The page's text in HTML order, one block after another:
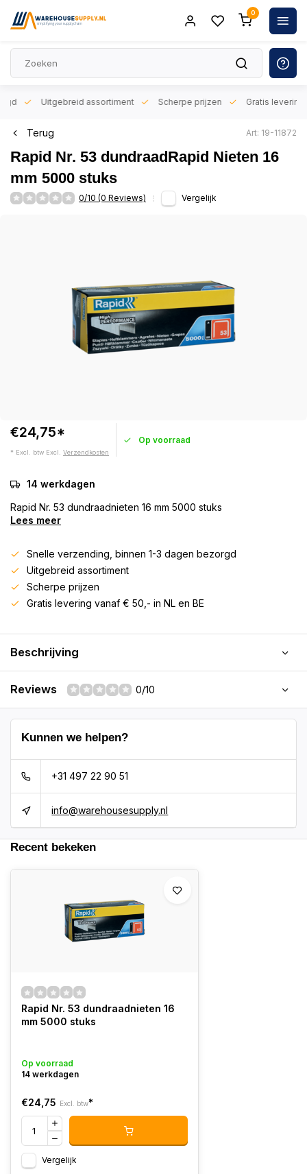
0
Uitgebreid assortiment Scherpe prijzen Gratis levering
Terug Art: 19-11872
Rapid Nr. 53 dundraadRapid Nieten 16
mm 5000 stuks
0/10 (0 Reviews) Vergelijk
€24,75*
* Excl. btw Excl. Verzendkosten
Op voorraad
14 werkdagen
Rapid Nr. 53 dundraadnieten 16 mm 5000 stuks
Lees meer
Snelle verzending, binnen 1-3 dagen bezorgd
Uitgebreid assortiment
Scherpe prijzen
Gratis levering vanaf € 50,- in NL en BE
Beschrijving
Reviews 0/10
Kunnen we helpen?
+31 497 22 90 51
info@warehousesupply.nl
Recent bekeken
Rapid Nr. 53 dundraadnieten 16
mm 5000 stuks
Op voorraad
14 werkdagen
€24,75 Excl. btw*
Vergelijk